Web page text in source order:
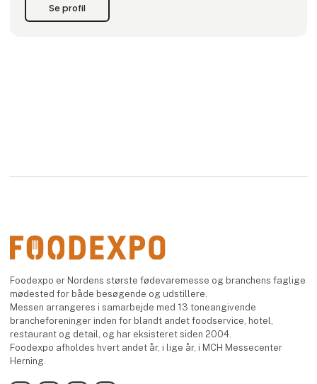
løsninger fra vores mangfoldige vifte af brands og gedigne
Se profil
Foodexpo er Nordens største fødevaremesse og branchens faglige
mødested for både besøgende og udstillere.
Messen arrangeres i samarbejde med 13 toneangivende
brancheforeninger inden for blandt andet foodservice, hotel,
restaurant og detail, og har eksisteret siden 2004.
Foodexpo afholdes hvert andet år, i lige år, i MCH Messecenter
Herning.